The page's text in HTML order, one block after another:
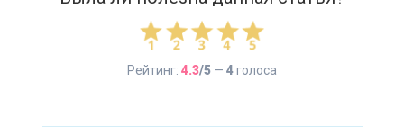
МЕДпресс, 2021.
Кузнецов В.П. Протезирование
Рейтинг: 4.3/5 — 4голоса